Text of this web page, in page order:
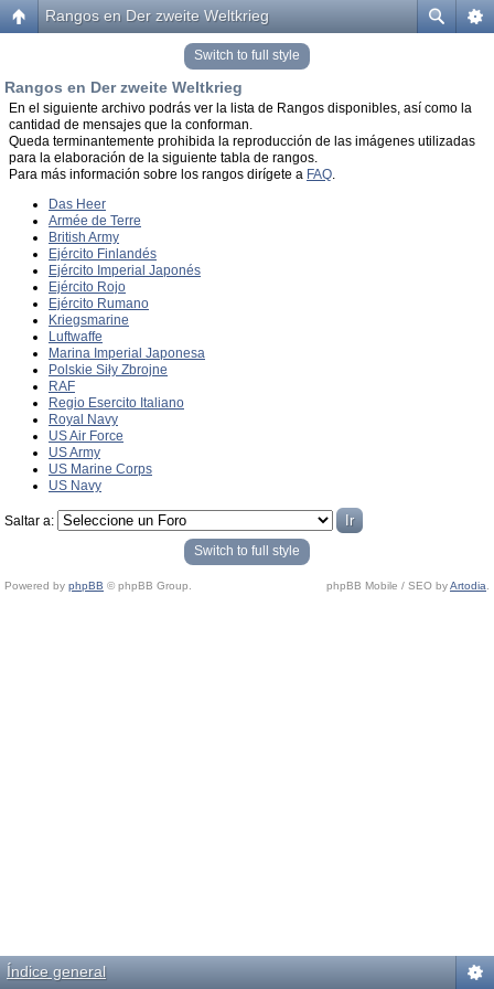
Rangos en Der zweite Weltkrieg
Switch to full style
Rangos en Der zweite Weltkrieg
En el siguiente archivo podrás ver la lista de Rangos disponibles, así como la
cantidad de mensajes que la conforman.
Queda terminantemente prohibida la reproducción de las imágenes utilizadas
para la elaboración de la siguiente tabla de rangos.
Para más información sobre los rangos dirígete a FAQ.
Das Heer
Armée de Terre
British Army
Ejército Finlandés
Ejército Imperial Japonés
Ejército Rojo
Ejército Rumano
Kriegsmarine
Luftwaffe
Marina Imperial Japonesa
Polskie Siły Zbrojne
RAF
Regio Esercito Italiano
Royal Navy
US Air Force
US Army
US Marine Corps
US Navy
Saltar a:
Switch to full style
Powered by phpBB © phpBB Group. phpBB Mobile / SEO byArtodia
Índice general